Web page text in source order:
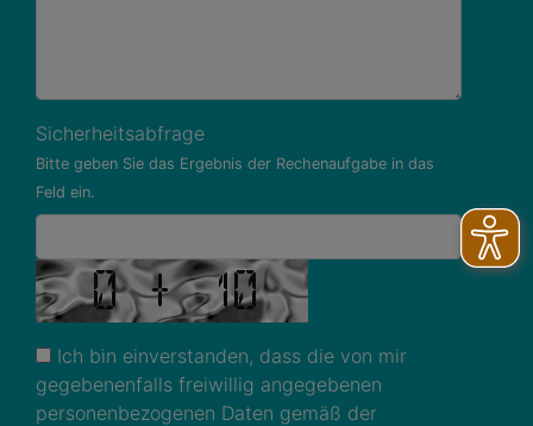
Sicherheitsabfrage
Bitte geben Sie das Ergebnis der Rechenaufgabe in das
Feld ein.
gegebenenfalls freiwillig angegebenen
personenbezogenen Daten gemäß der